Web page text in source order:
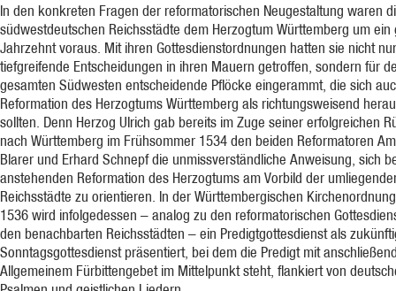
In den konkreten Fragen der reformatorischen Neugestaltung waren
südwestdeutschen Reichsstädte dem Herzogtum Württemberg um ein
Jahrzehnt voraus. Mit ihren Gottesdienstordnungen hatten sie nicht nur
tiefgreifende Entscheidungen in ihren Mauern getroffen, sondern für
gesamten Südwesten entscheidende Pflöcke eingerammt, die sich
Reformation des Herzogtums Württemberg als richtungsweisend
sollten. Denn Herzog Ulrich gab bereits im Zuge seiner erfolgreichen
nach Württemberg im Frühsommer 1534 den beiden Reformatoren
Blarer und Erhard Schnepf die unmissverständliche Anweisung, sich
anstehenden Reformation des Herzogtums am Vorbild der
Reichsstädte zu orientieren. In der Württembergischen
1536 wird infolgedessen – analog zu den reformatorischen
den benachbarten Reichsstädten – ein Predigtgottesdienst als
Sonntagsgottesdienst präsentiert, bei dem die Predigt mit
Allgemeinem Fürbittengebet im Mittelpunkt steht, flankiert von